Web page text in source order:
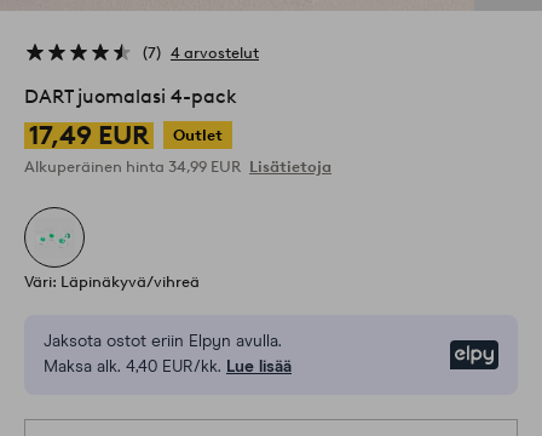
7 4 arvostelut
DART juomalasi 4-pack
17,49 EUR
Outlet
Alkuperäinen hinta 34,99 EUR Lisätietoja
Väri: Läpinäkyvä/vihreä
Jaksota ostot eriin Elpyn avulla.
Maksa alk. 4,40 EUR/kk. Lue lisää